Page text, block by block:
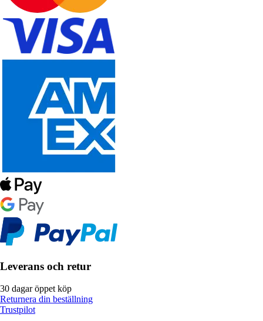
Leverans och retur
30 dagar öppet köp
Returnera din beställning
Trustpilot